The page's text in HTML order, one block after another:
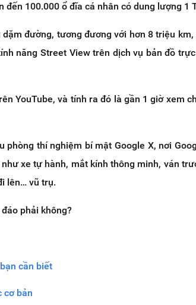
100.000 ổ đĩa cá nhân có dung lượng 1
đường, tương đương với hơn 8 triệu km,
năng Street View trên dịch vụ bản đồ
YouTube, và tính ra đó là gần 1 giờ xem
phòng thí nghiệm bí mật Google X, nơi
xe tự hành, mắt kính thông minh, ván
lên… vũ trụ.
phải không?
cần biết
cơ bản